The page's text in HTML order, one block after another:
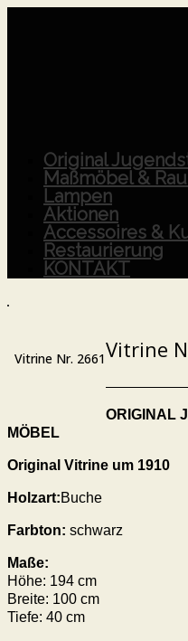
Original
Maßmöbel &
Lampen
Aktionen
Accessoires &
Restaurierung
KONTAKT
Vitrine Nr. 2661Vitrine
ORIGINAL
MÖBEL
Original Vitrine um 1910
Holzart:Buche
Farbton: schwarz
Maße:
Höhe: 194 cm
Breite: 100 cm
Tiefe: 40 cm